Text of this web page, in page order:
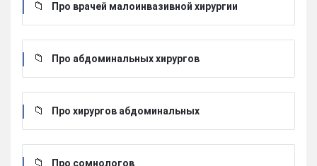
Про врачей малоинвазивной хирургии
Про абдоминальных хирургов
Про хирургов абдоминальных
Про сомнологов